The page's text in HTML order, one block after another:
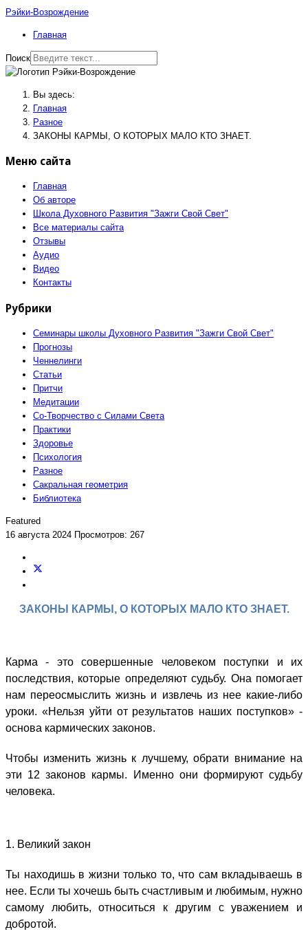
Рэйки-Возрождение
Главная
Поиск
Вы здесь:
Главная
Разное
ЗАКОНЫ КАРМЫ, О КОТОРЫХ МАЛО КТО ЗНАЕТ.
Меню сайта
Главная
Об авторе
Школа Духовного Развития "Зажги Свой Свет"
Все материалы сайта
Отзывы
Аудио
Видео
Контакты
Рубрики
Семинары школы Духовного Развития "Зажги Свой Свет"
Прогнозы
Ченнелинги
Статьи
Притчи
Медитации
Со-Творчество с Силами Света
Практики
Здоровье
Психология
Разное
Сакральная геометрия
Библиотека
Featured
16 августа 2024 Просмотров: 267
ЗАКОНЫ КАРМЫ, О КОТОРЫХ МАЛО КТО ЗНАЕТ.
Карма - это совершенные человеком поступки и их
последствия, которые определяют судьбу. Она помогает
нам переосмыслить жизнь и извлечь из нее какие-либо
уроки. «Нельзя уйти от результатов наших поступков» -
основа кармических законов.
Чтобы изменить жизнь к лучшему, обрати внимание на
эти 12 законов кармы. Именно они формируют судьбу
человека.
1. Великий закон
Ты находишь в жизни только то, что сам вкладываешь в
нее. Если ты хочешь быть счастливым и любимым, нужно
самому любить, относиться к другим с уважением и
добротой.